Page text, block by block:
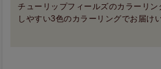
チューリップフィールズのカラーリ
しやすい3色のカラーリングでお届け